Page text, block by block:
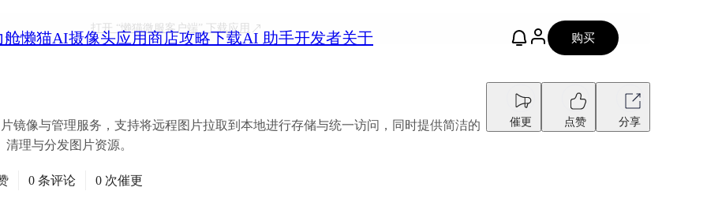
舱懒猫AI摄像头应用商店攻略下载AI 助手开发者关于 购买
打开 “懒猫微服客户端”下载应用
片镜像与管理服务，支持将远程图片拉取到本地进行存储与统一访问，同时提供简洁的
理与分发图片资源。
催更 点赞 分享
0 条评论 0 次催更